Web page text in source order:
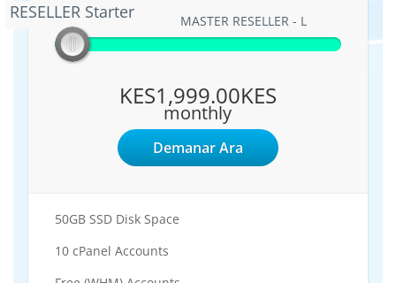
RESELLER Starter
RESELLER Starter MASTER RESELLER - L
KES1,999.00KES
monthly
Demanar Ara
50GB SSD Disk Space
10 cPanel Accounts